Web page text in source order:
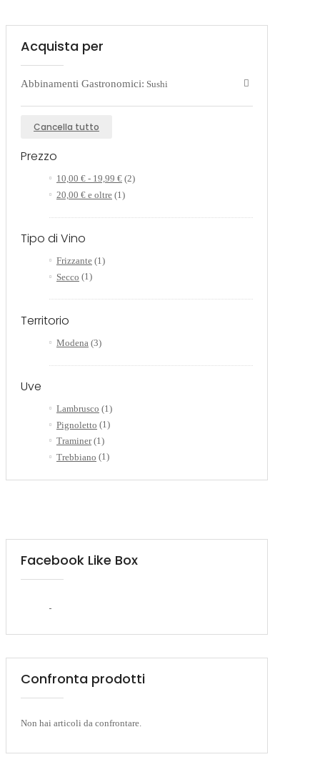
Acquista per
Abbinamenti Gastronomici: Sushi
Cancella tutto
Prezzo
10,00 € - 19,99 € (2)
20,00 € e oltre (1)
Tipo di Vino
Frizzante (1)
Secco (1)
Territorio
Modena (3)
Uve
Lambrusco (1)
Pignoletto (1)
Traminer(1)
Trebbiano (1)
Facebook Like Box
Confronta prodotti
Non hai articoli da confrontare.